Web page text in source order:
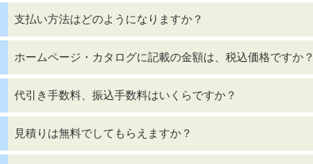
支払い方法はどのようになりますか？
ホームページ・カタログに記載の金額は、税込価格ですか？
代引き手数料、振込手数料はいくらですか？
見積りは無料でしてもらえますか？